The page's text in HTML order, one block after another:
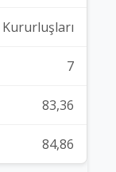
7
83,36
84,86